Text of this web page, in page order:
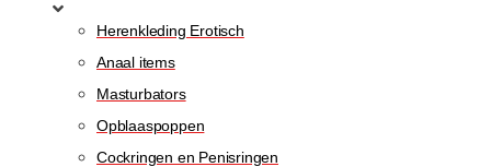
Herenkleding Erotisch
Anaal items
Masturbators
Opblaaspoppen
Cockringen en Penisringen